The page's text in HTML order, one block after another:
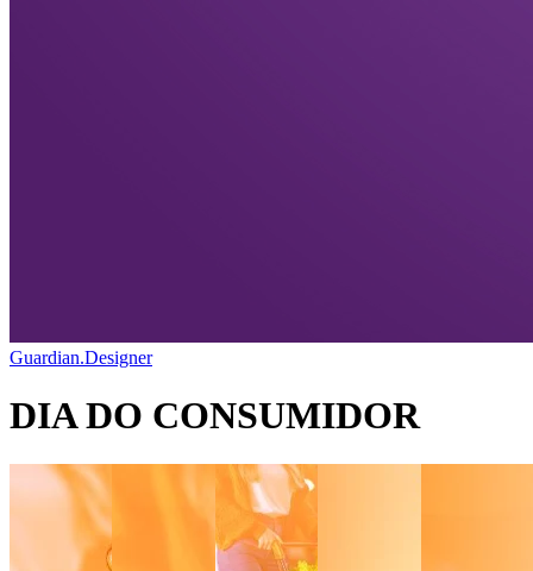
Guardian.Designer
DIA DO CONSUMIDOR